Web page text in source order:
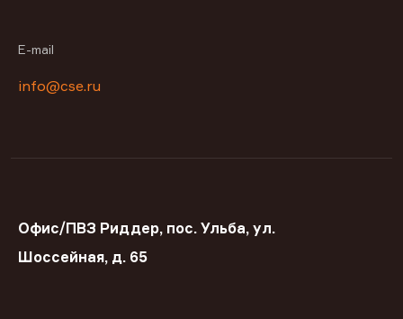
E-mail
info@cse.ru
Офис/ПВЗ Риддер, пос. Ульба, ул.
Шоссейная, д. 65